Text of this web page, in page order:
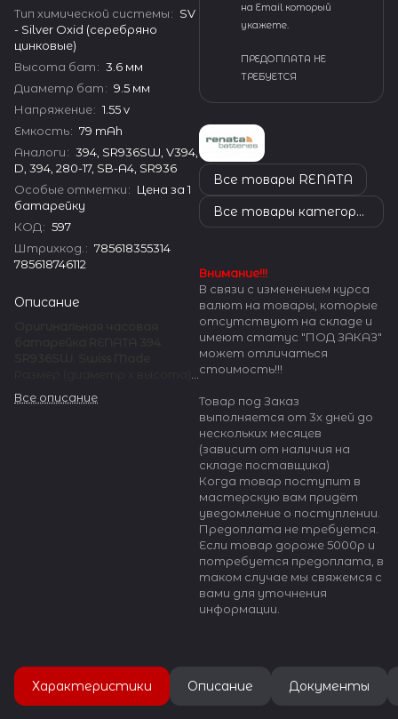
Тип химической системы: SV
- Silver Oxid (серебряно
цинковые)
Высота бат: 3.6 мм
Диаметр бат: 9.5 мм
Напряжение: 1.55 v
Емкость: 79 mAh
Аналоги: 394, SR936SW, V394,
D, 394, 280-17, SB-A4, SR936
Особые отметки: Цена за 1
батарейку
КОД: 597
Штрихкод. : 785618355314
785618746112
Описание
Все описание
на Email который
укажете.
ПРЕДОПЛАТА НЕ
ТРЕБУЕТСЯ
Все товары RENATA
Все товары категории
Внимание!!!
В связи с изменением курса
валют на товары, которые
отсутствуют на складе и
имеют статус "ПОД ЗАКАЗ"
может отличаться
стоимость!!!
Товар под Заказ
выполняется от 3х дней до
нескольких месяцев
(зависит от наличия на
складе поставщика)
Когда товар поступит в
мастерскую вам придёт
уведомление о поступлении.
Предоплата не требуется.
Если товар дороже 5000р и
потребуется предоплата, в
таком случае мы свяжемся с
вами для уточнения
информации.
Характеристики Описание Документы